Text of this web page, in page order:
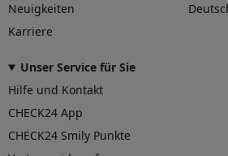
Neuigkeiten
Karriere
Unser Service für Sie
Hilfe und Kontakt
CHECK24 App
CHECK24 Smily Punkte